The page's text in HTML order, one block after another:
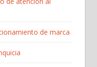
de marca